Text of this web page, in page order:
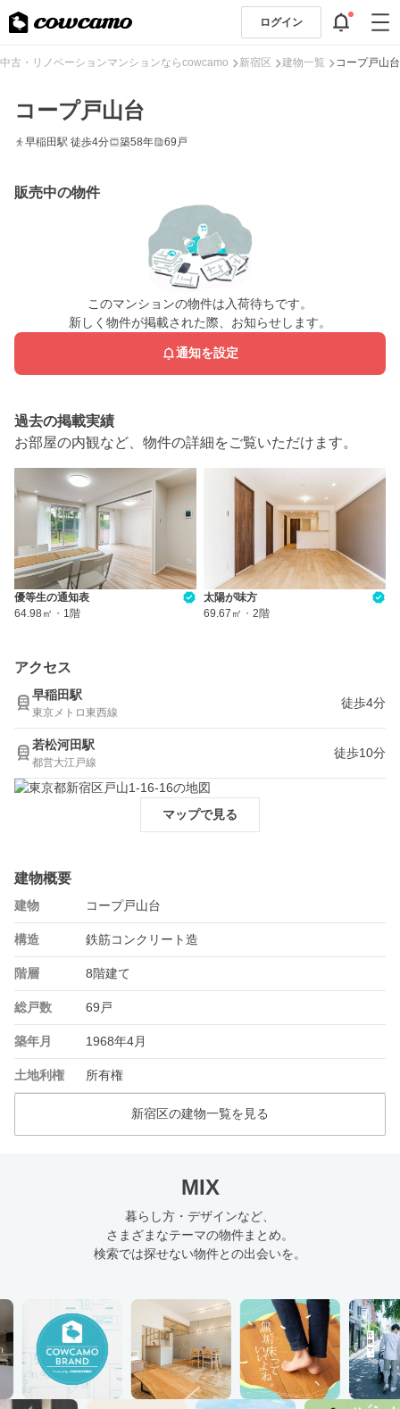
ログイン
中古・リノベーションマンションならcowcamo 新宿区 建物一覧 コープ戸山台
コープ戸山台
早稲田駅 徒歩4分 築58年 69戸
販売中の物件
このマンションの物件は入荷待ちです。
新しく物件が掲載された際、お知らせします。
通知を設定
過去の掲載実績
お部屋の内観など、物件の詳細をご覧いただけます。
優等生の通知表
64.98㎡ ・ 1階
太陽が味方
69.67㎡ ・ 2階
アクセス
早稲田駅
東京メトロ東西線
徒歩4分
若松河田駅
都営大江戸線
徒歩10分
マップで見る
建物概要
建物 コープ戸山台
構造 鉄筋コンクリート造
階層 8階建て
総戸数 69戸
築年月 1968年4月
土地利権 所有権
新宿区の建物一覧を見る
MIX
暮らし方・デザインなど、
さまざまなテーマの物件まとめ。
検索では探せない物件との出会いを。